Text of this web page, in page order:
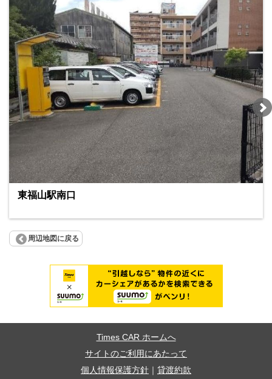
東福山駅南口
周辺地図に戻る
Times CAR ホームへ
サイトのご利用にあたって
個人情報保護方針
貸渡約款